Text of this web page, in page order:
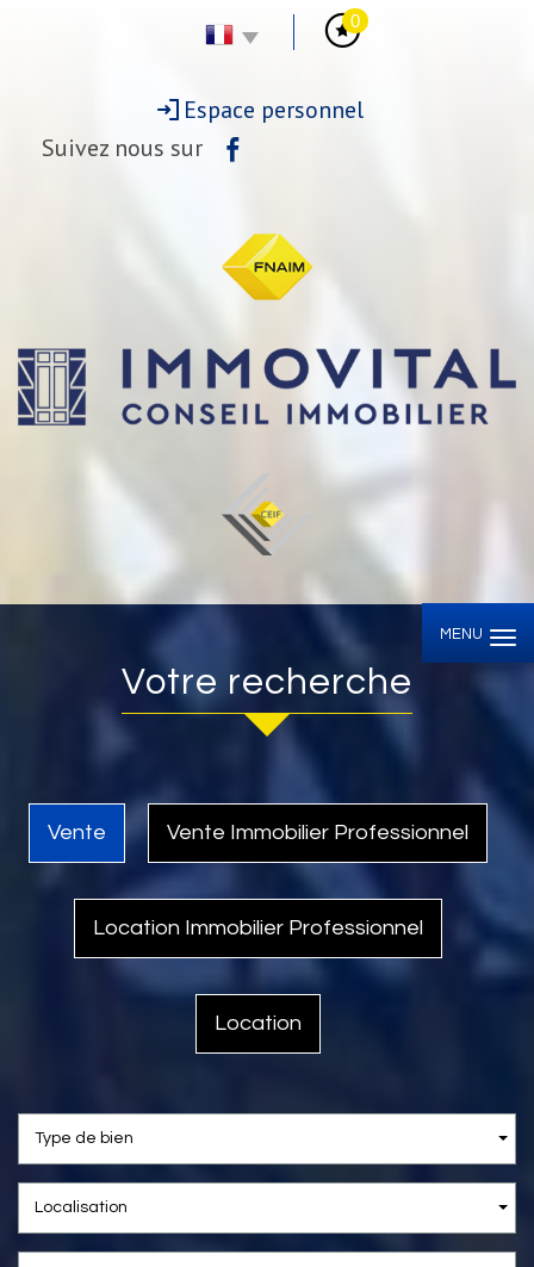
0
Espace personnel
Suivez nous sur
MENU
votre recherche
Vente Vente Immobilier Professionnel
Location Immobilier Professionnel
Location
Type de bien
Localisation